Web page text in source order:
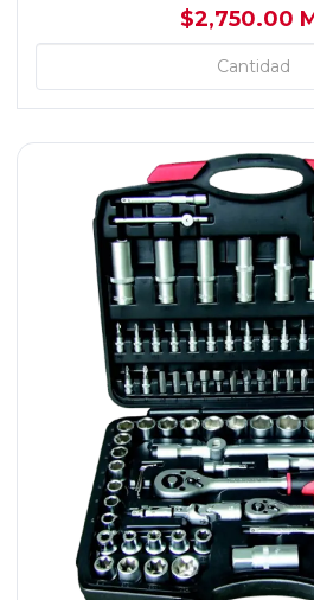
$2,750.00
+ AGREGAR